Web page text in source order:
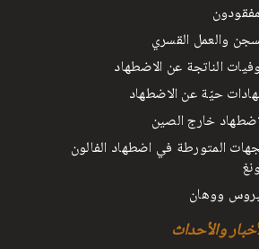
والعمل القسري
الناتجة عن الاضطهاد
حيّة عن الاضطهاد
خارج الصين
المتورطة في اضطهاد الفالون
ووهان
والأحداث